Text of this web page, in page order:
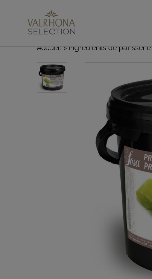
Accueil > Ingrédients de pâtisserie